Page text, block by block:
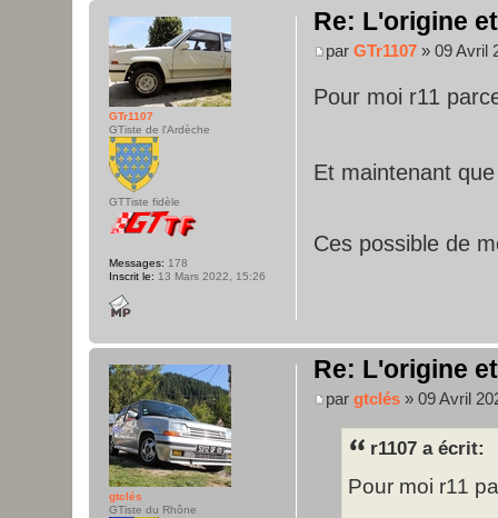
Re: L'origine
par GTr1107 » 09 Avril
Pour moi r11
Et maintenant
Ces possible de
GTr1107
GTiste de l'Ardèche
GTTiste fidèle
Messages: 178
Inscrit le: 13 Mars 2022, 15:26
Re: L'origine
par gtclés » 09 Avril
r1107 a écrit:
Pour moi r11
gtclés
GTiste du Rhône